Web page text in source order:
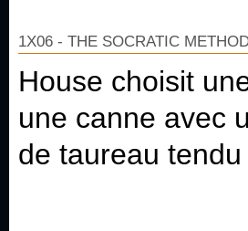
1X06 - THE SOCRATIC
House choisit
une canne avec
de taureau